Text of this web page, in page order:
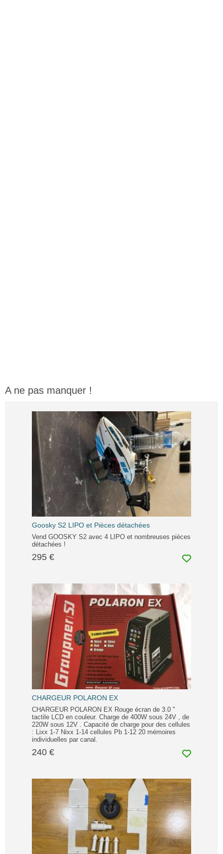
A ne pas manquer !
Goosky S2 LIPO et Pièces détachées
Vend GOOSKY S2 avec 4 LIPO et nombreuses pièces
détachées !
295 €
CHARGEUR POLARON EX
CHARGEUR POLARON EX Rouge écran de 3.0 "
tactile LCD en couleur. Charge de 400W sous 24V , de
220W sous 12V . Capacité de charge pour des cellules
: Lixx 1-7 Nixx 1-14 cellules Pb 1-12 20 mémoires
individuelles par canal.
240 €